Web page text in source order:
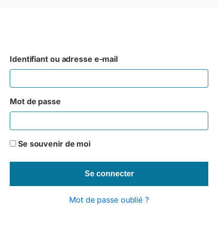
Identifiant ou adresse e-mail
Mot de passe
Se souvenir de moi
Mot de passe oublié ?